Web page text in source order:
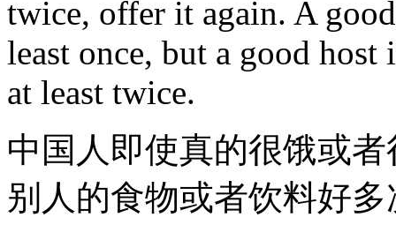
twice, offer it again. A
least once, but a good host
at least twice.
中国人即使真的很饿或
别人的食物或者饮料好